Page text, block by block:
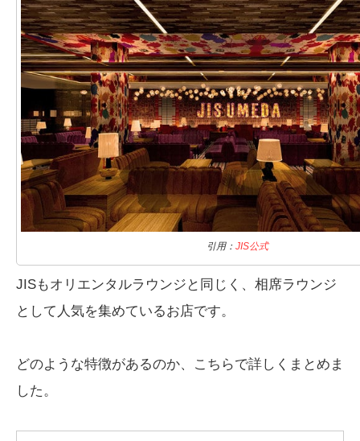
引用： JIS公式
JISもオリエンタルラウンジと同じく、相席ラウンジ
として人気を集めているお店です。
どのような特徴があるのか、こちらで詳しくまとめま
した。